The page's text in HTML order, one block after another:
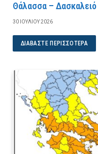
Θάλασσα –
30 ΙΟΥΛΊΟΥ 2026
ΔΙΑΒΆΣΤΕ ΠΕΡΙΣΣΌΤΕΡΑ